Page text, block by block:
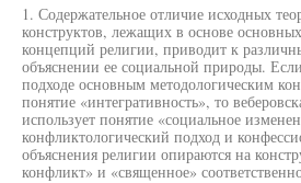
1. Содержательное отличие исходных
конструктов, лежащих в основе
концепций религии, приводит к
объяснении ее социальной природы.
подходе основным методологическим
понятие «интегративность», то
использует понятие «социальное
конфликтологический подход и
объяснения религии опираются на
конфликт» и «священное»